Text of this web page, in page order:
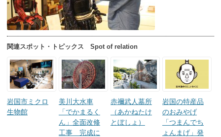
関連スポット・トピックス Spot of relation
岩国市ミクロ
生物館
美川大水車
「でかまるく
ん」全面改修
工事 完成に
赤禰武人墓所
（あかねたけ
とぼしょ）
岩国の特産品
のおみやげ
「つまんでち
ょんまげ」発